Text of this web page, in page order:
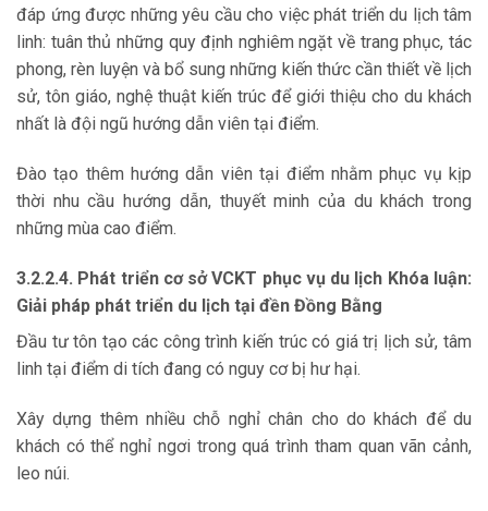
đáp ứng được những yêu cầu cho việc phát triển du lịch tâm
linh: tuân thủ những quy định nghiêm ngặt về trang phục, tác
phong, rèn luyện và bổ sung những kiến thức cần thiết về lịch
sử, tôn giáo, nghệ thuật kiến trúc để giới thiệu cho du khách
nhất là đội ngũ hướng dẫn viên tại điểm.
Đào tạo thêm hướng dẫn viên tại điểm nhằm phục vụ kịp
thời nhu cầu hướng dẫn, thuyết minh của du khách trong
những mùa cao điểm.
3.2.2.4. Phát triển cơ sở VCKT phục vụ du lịch Khóa luận:
Giải pháp phát triển du lịch tại đền Đồng Bằng
Đầu tư tôn tạo các công trình kiến trúc có giá trị lịch sử, tâm
linh tại điểm di tích đang có nguy cơ bị hư hại.
Xây dựng thêm nhiều chỗ nghỉ chân cho do khách để du
khách có thể nghỉ ngơi trong quá trình tham quan vãn cảnh,
leo núi.